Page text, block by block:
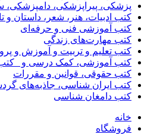
پزشکی، پیراپزشکی،
کتب ادبیات، هنر، شعر، داستان و
کتب آموزشی فنی و حرفه‌ای
کتب مهارت‌های زندگی
کتب تعلیم و تربیت و آموزش و
کتب آموزشی، کمک درسی و
کتب حقوقی، قوانین و مقررات
کتب ایران شناسی، جاذبه‌های
کتب دامغان شناسی
خانه
فروشگاه